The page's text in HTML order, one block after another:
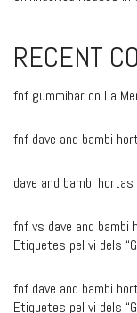
RECENT
fnf gummibar on La
fnf dave and bambi
dave and bambi
fnf vs dave and bambi
Etiquetes pel vi dels
fnf dave and bambi
Etiquetes pel vi dels